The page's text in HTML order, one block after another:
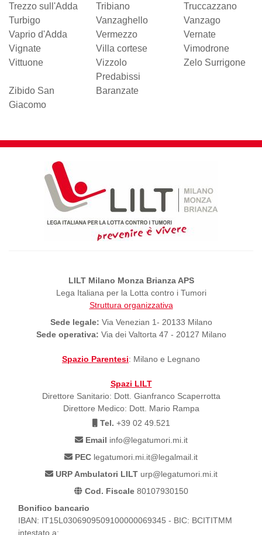
Trezzo sull'Adda
Tribiano
Truccazzano
Turbigo
Vanzaghello
Vanzago
Vaprio d'Adda
Vermezzo
Vernate
Vignate
Villa cortese
Vimodrone
Vittuone
Vizzolo
Predabissi
Zelo Surrigone
Zibido San
Giacomo
Baranzate
LILT Milano Monza Brianza APS
Lega Italiana per la Lotta contro i Tumori
Struttura organizzativa
Sede legale: Via Venezian 1- 20133 Milano
Sede operativa: Via dei Valtorta 47 - 20127 Milano
Spazio Parentesi: Milano e Legnano
Spazi LILT
Direttore Sanitario: Dott. Gianfranco Scaperrotta
Direttore Medico: Dott. Mario Rampa
Tel. +39 02 49.521
Email info@legatumori.mi.it
PEC legatumori.mi.it@legalmail.it
URP Ambulatori LILTurp@legatumori.mi.it
Cod. Fiscale80107930150
Bonifico bancario
IBAN: IT15L0306909509100000069345 - BIC: BCITITMM
intestato a: